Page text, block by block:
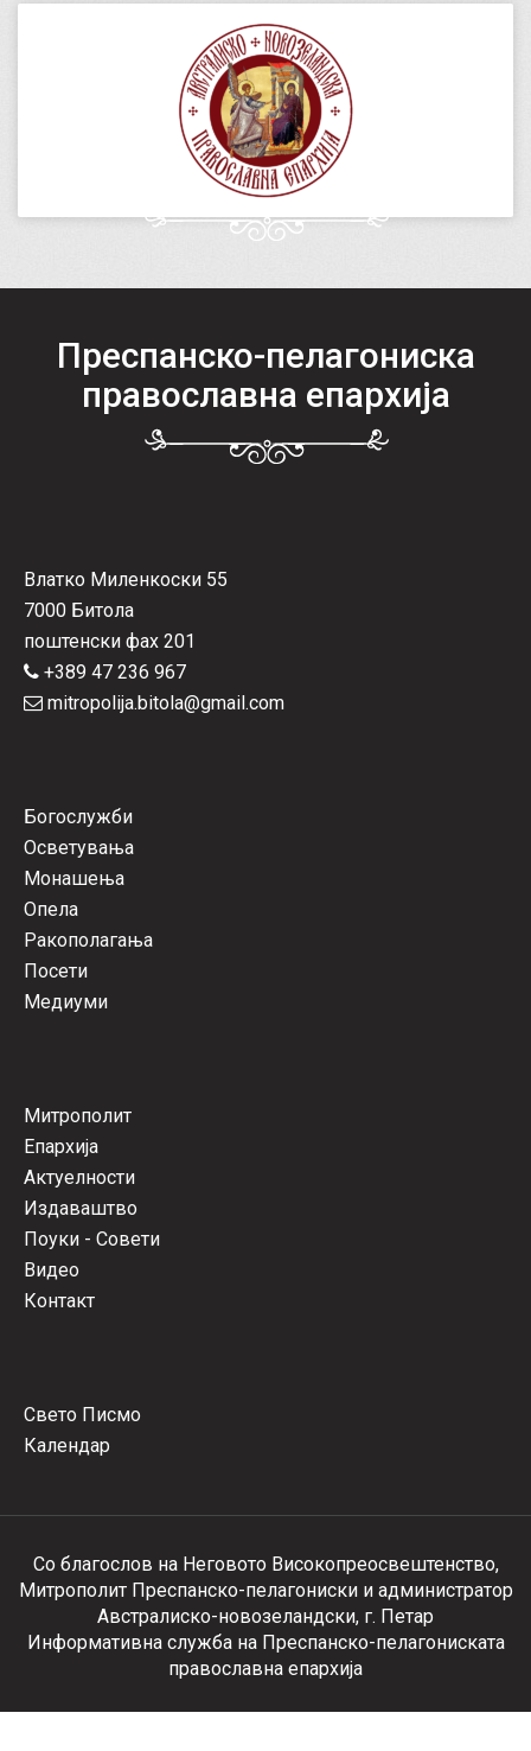
Преспанско-пелагониска
православна епархија
Влатко Миленкоски 55
7000 Битола
поштенски фах 201
+389 47 236 967
mitropolija.bitola@gmail.com
Богослужби
Осветувања
Монашења
Опела
Ракополагања
Посети
Медиуми
Митрополит
Епархија
Актуелности
Издаваштво
Поуки - Совети
Видео
Контакт
Свето Писмо
Календар
Со благослов на Неговото Високопреосвештенство,
Митрополит Преспанско-пелагониски и администратор
Австралиско-новозеландски, г. Петар
Информативна служба на Преспанско-пелагониската
православна епархија